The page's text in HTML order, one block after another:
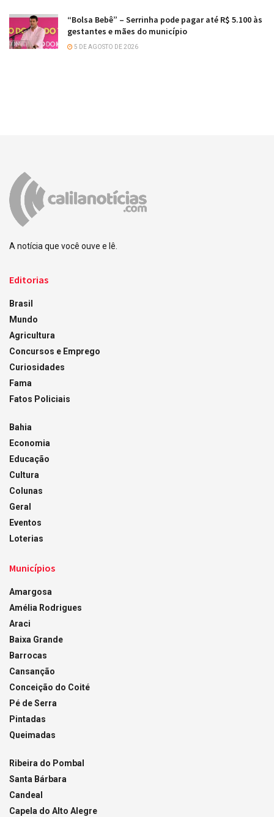
“Bolsa Bebê” – Serrinha pode pagar até R$ 5.100 às
gestantes e mães do município
5 DE AGOSTO DE 2026
A notícia que você ouve e lê.
Editorias
Brasil
Mundo
Agricultura
Concursos e Emprego
Curiosidades
Fama
Fatos Policiais
Bahia
Economia
Educação
Cultura
Colunas
Geral
Eventos
Loterias
Municípios
Amargosa
Amélia Rodrigues
Araci
Baixa Grande
Barrocas
Cansanção
Conceição do Coité
Pé de Serra
Pintadas
Queimadas
Ribeira do Pombal
Santa Bárbara
Candeal
Capela do Alto Alegre